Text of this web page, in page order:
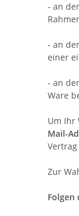
- an
- an
einer
- an
Ware
Um Ihr
Mail-
Zur
Folgen